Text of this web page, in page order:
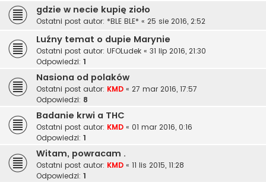
gdzie w necie kupię zioło
Ostatni post autor: *BLE BLE* « 25 sie 2016, 2:52
Luźny temat o dupie Marynie
Ostatni post autor: UFOLudek « 31 lip 2016, 21:30
Odpowiedzi: 1
Nasiona od polaków
Ostatni post autor: KMD « 27 mar 2016, 17:57
Odpowiedzi: 8
Badanie krwi a THC
Ostatni post autor: KMD « 01 mar 2016, 0:16
Odpowiedzi: 1
Witam, powracam .
Ostatni post autor: KMD « 11 lis 2015, 11:28
Odpowiedzi: 1